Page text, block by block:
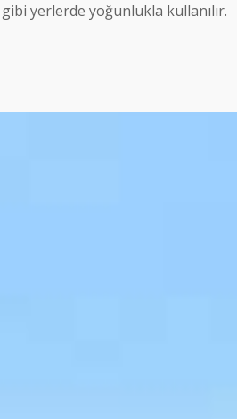
yerlerde yoğunlukla kullanılır.